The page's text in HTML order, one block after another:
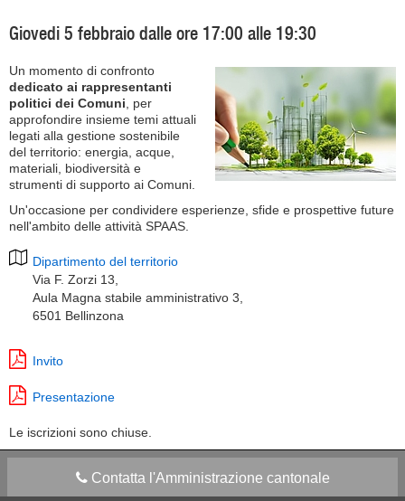
Giovedi 5 febbraio dalle ore 17:00 alle 19:30
Un momento di confronto
dedicato ai rappresentanti
politici dei Comuni , per
approfondire insieme temi attuali
legati alla gestione sostenibile
del territorio: energia, acque,
materiali, biodiversità e
strumenti di supporto ai Comuni.
Un'occasione per condividere esperienze, sfide e prospettive future
nell'ambito delle attività SPAAS.
Dipartimento del territorio
Via F. Zorzi 13,
Aula Magna stabile amministrativo 3,
6501 Bellinzona
Invito
Presentazione
Le iscrizioni sono chiuse.
Contatta l'Amministrazione cantonale